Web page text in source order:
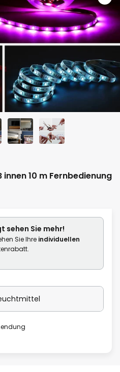
innen 10 m Fernbedienung
sehen Sie mehr!
Sie Ihre individuellen